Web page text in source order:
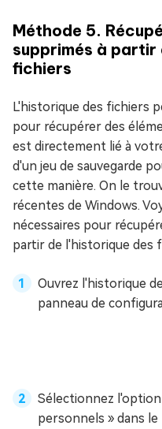
Méthode 5.
supprimés à partir
fichiers
L'historique des fichiers
pour récupérer des
est directement lié à
d'un jeu de sauvegarde
cette manière. On le
récentes de Windows.
nécessaires pour
partir de l'historique des
Ouvrez l'historique
panneau de
Sélectionnez
personnels » dans le